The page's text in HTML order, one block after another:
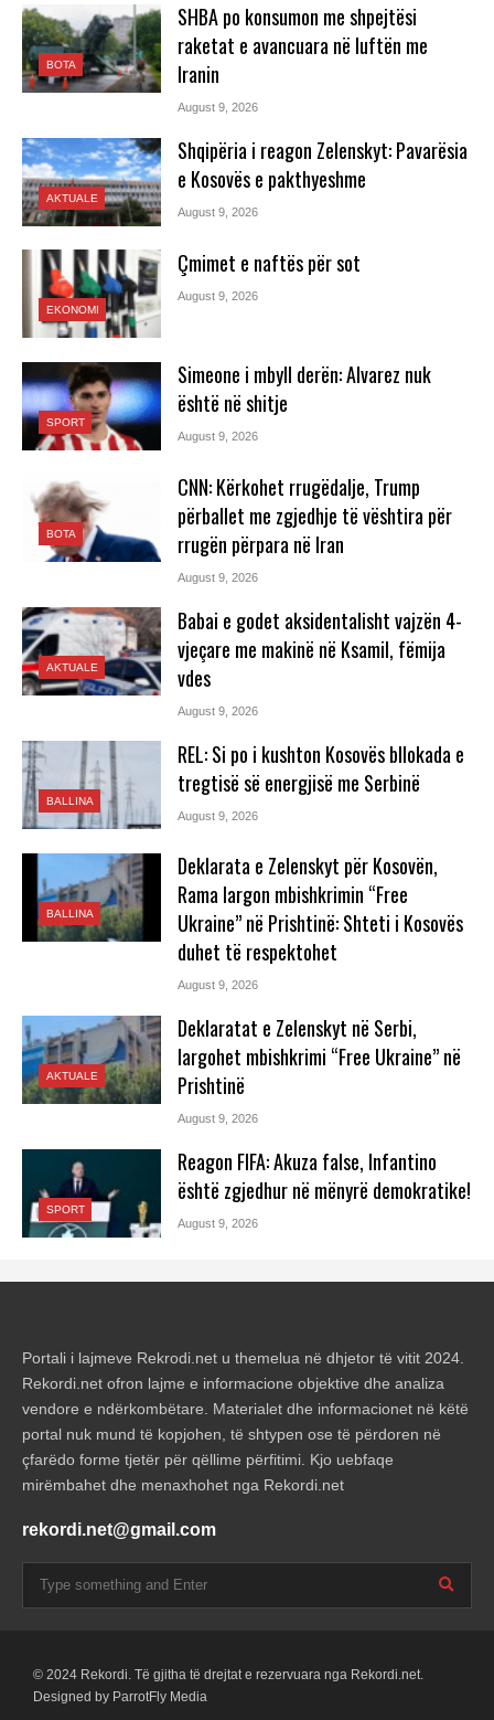
BOTA
SHBA po konsumon me shpejtësi
raketat e avancuara në luftën me
Iranin
August 9, 2026
AKTUALE
Shqipëria i reagon Zelenskyt: Pavarësia
e Kosovës e pakthyeshme
August 9, 2026
EKONOMI
Çmimet e naftës për sot
August 9, 2026
SPORT
Simeone i mbyll derën: Alvarez nuk
është në shitje
August 9, 2026
BOTA
CNN: Kërkohet rrugëdalje, Trump
përballet me zgjedhje të vështira për
rrugën përpara në Iran
August 9, 2026
AKTUALE
Babai e godet aksidentalisht vajzën 4-
vjeçare me makinë në Ksamil, fëmija
vdes
August 9, 2026
BALLINA
REL: Si po i kushton Kosovës bllokada e
tregtisë së energjisë me Serbinë
August 9, 2026
BALLINA
Deklarata e Zelenskyt për Kosovën,
Rama largon mbishkrimin “Free
Ukraine” në Prishtinë: Shteti i Kosovës
duhet të respektohet
August 9, 2026
AKTUALE
Deklaratat e Zelenskyt në Serbi,
largohet mbishkrimi “Free Ukraine” në
Prishtinë
August 9, 2026
SPORT
Reagon FIFA: Akuza false, Infantino
është zgjedhur në mënyrë demokratike!
August 9, 2026
Portali i lajmeve Rekrodi.net u themelua në dhjetor të vitit 2024.
Rekordi.net ofron lajme e informacione objektive dhe analiza
vendore e ndërkombëtare. Materialet dhe informacionet në këtë
portal nuk mund të kopjohen, të shtypen ose të përdoren në
çfarëdo forme tjetër për qëllime përfitimi. Kjo uebfaqe
mirëmbahet dhe menaxhohet nga Rekordi.net
rekordi.net@gmail.com
© 2024 Rekordi. Të gjitha të drejtat e rezervuara nga Rekordi.net.
Designed by ParrotFly Media